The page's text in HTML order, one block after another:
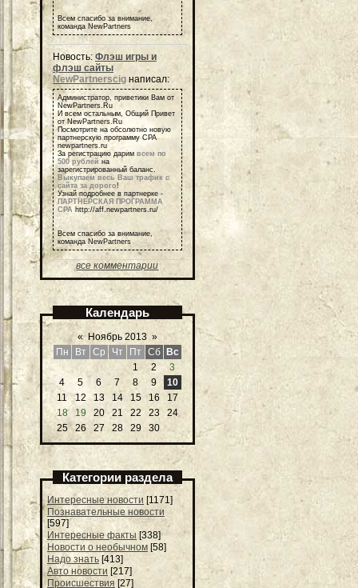
Всем спасибо за внимание,
команда NewPartners
Новость: Флэш игры и
флэш сайты
NewPartnerscig написал:
Администратор, приветики Вам от
NewPartners.Ru
И всем остальным, Общий Привет
от NewPartners.Ru
Посмотрите на обсолютно новую
партнерскую программу СРА
newpartners.ru
За регистрацию дарим всем по
500 рублей на
зарегистрированный баланс.
Выкупаем весь Ваш трафик с
сайта за дорого!
Узнай подробнее в партнерке -
ПАРТНЕРСКАЯ ПРОГРАММА
СРА http://aff.newpartners.ru/
Всем спасибо за внимание,
команда NewPartners
все комментарии
Календарь
« Ноябрь 2013 »
Пн
Вт Ср Чт Пт Сб
Вс
1
2
3
4
5 6 7 8 9
10
11
12 13 14 15 16
17
18
19 20 21 22 23
24
25
26 27 28 29 30
Категории раздела
Интересные новости [1171]
Познавательные новости
[597]
Интересные факты [338]
Новости о необычном [58]
Надо знать [413]
Авто новости [217]
Происшествия [27]